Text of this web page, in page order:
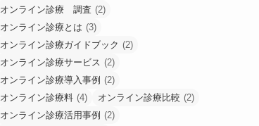
オンライン診療 調査 (2)
オンライン診療とは (3)
オンライン診療ガイドブック (2)
オンライン診療サービス (2)
オンライン診療導入事例 (2)
オンライン診療料 (4) オンライン診療比較 (2)
オンライン診療活用事例 (2)